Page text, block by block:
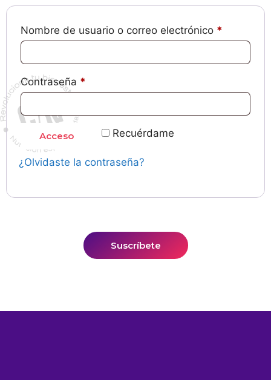
Nombre de usuario o correo electrónico *
Contraseña *
Recuérdame
Acceso
¿Olvidaste la contraseña?
Suscríbete